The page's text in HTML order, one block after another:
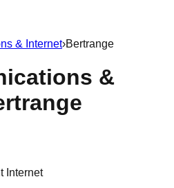
& Internet›Bertrange
&
Internet